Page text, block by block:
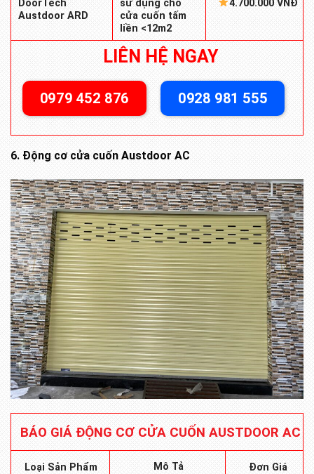
DoorTech
Austdoor ARD
sử dụng cho
cửa cuốn tấm
liền <12m2
4.700.000 VNĐ
LIÊN HỆ NGAY
0979 452 876 0928 981 555
6. Động cơ cửa cuốn Austdoor AC
BÁO GIÁ ĐỘNG CƠ CỬA CUỐN AUSTDOOR AC
Loại Sản Phẩm Mô Tả Đơn Giá